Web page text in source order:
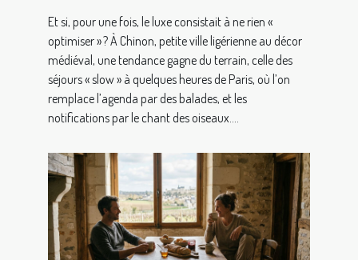
Et si, pour une fois, le luxe consistait à ne rien «
optimiser » ? À Chinon, petite ville ligérienne au décor
médiéval, une tendance gagne du terrain, celle des
séjours « slow » à quelques heures de Paris, où l’on
remplace l’agenda par des balades, et les
notifications par le chant des oiseaux....